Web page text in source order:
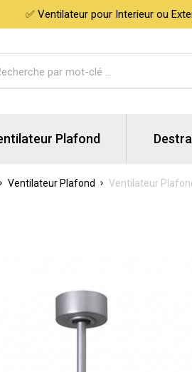
✅ Ventilateur pour Interieur ou
Plafond
Ventilateur Plafond Ventilateur